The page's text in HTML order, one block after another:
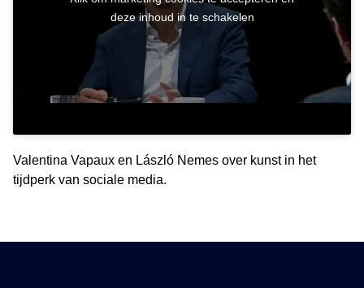
deze inhoud in te schakelen
Valentina Vapaux en László Nemes over kunst in het
tijdperk van sociale media.